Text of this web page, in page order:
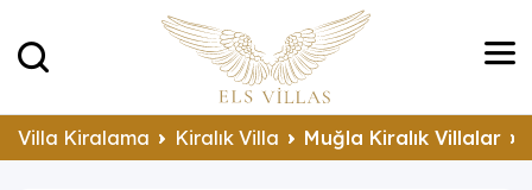
Villa Kiralama Kiralık Villa Muğla Kiralık Villalar